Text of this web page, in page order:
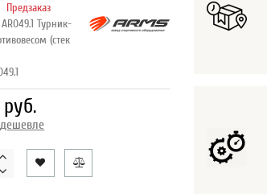
Предзаказ
AR049.1 Турник-
(стек